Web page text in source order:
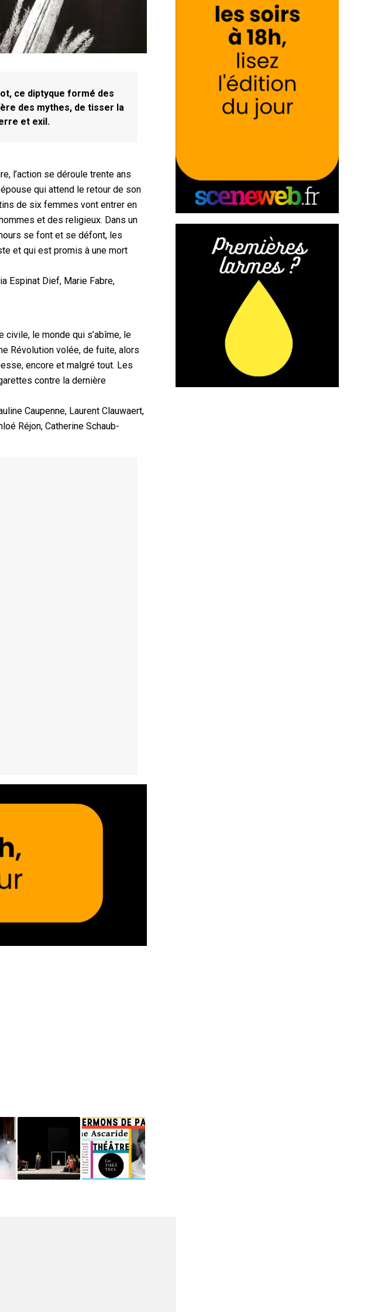
ce diptyque formé des
des mythes, de tisser la
et exil.
l’action se déroule trente ans
qui attend le retour de son
de six femmes vont entrer en
et des religieux. Dans un
se font et se défont, les
et qui est promis à une mort
Espinat Dief, Marie Fabre,
le monde qui s’abîme, le
Révolution volée, de fuite, alors
encore et malgré tout. Les
contre la dernière
Caupenne, Laurent Clauwaert,
Réjon, Catherine Schaub-